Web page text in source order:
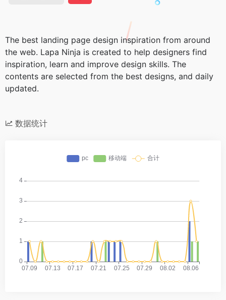
The best landing page design inspiration from around
the web. Lapa Ninja is created to help designers find
inspiration, learn and improve design skills. The
contents are selected from the best designs, and daily
updated.
数据统计